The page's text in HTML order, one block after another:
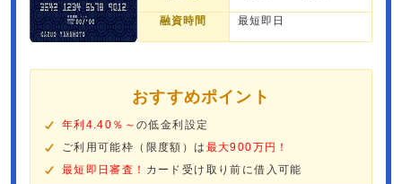
融資時間 最短即日
おすすめポイント
年利4.40％～ の低金利設定
ご利用可能枠（限度額）は 最大900万円！
最短即日審査！ カード受け取り前に借入可能